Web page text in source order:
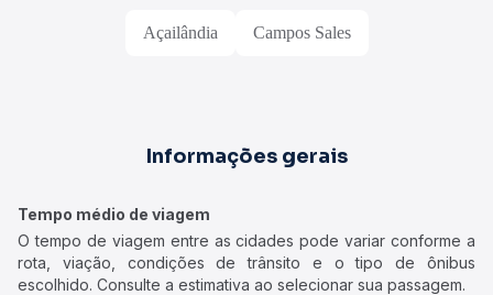
Açailândia Campos Sales
Informações gerais
Tempo médio de viagem
O tempo de viagem entre as cidades pode variar conforme a
rota, viação, condições de trânsito e o tipo de ônibus
escolhido. Consulte a estimativa ao selecionar sua passagem.